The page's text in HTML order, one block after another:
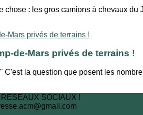
chose : les gros camions à chevaux du
de-Mars privés de terrains !
C'est la question que posent les
SOCIAUX !